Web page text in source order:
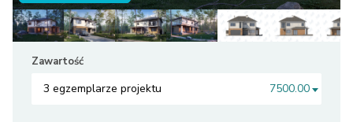
Zawartość
3 egzemplarze projektu 7500.00